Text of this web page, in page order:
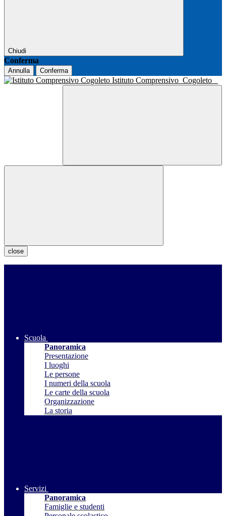
Chiudi
Conferma
Annulla Conferma
Istituto Comprensivo Cogoleto
close
Scuola
Panoramica
Presentazione
I luoghi
Le persone
I numeri della scuola
Le carte della scuola
Organizzazione
La storia
Servizi
Panoramica
Famiglie e studenti